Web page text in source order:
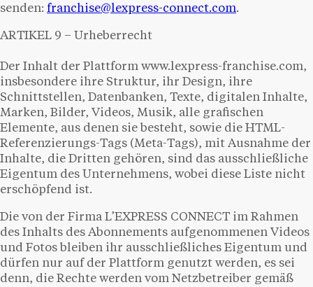
senden: franchise@lexpress-connect.com.
ARTIKEL 9 – Urheberrecht
Der Inhalt der Plattform www.lexpress-franchise.com,
insbesondere ihre Struktur, ihr Design, ihre
Schnittstellen, Datenbanken, Texte, digitalen Inhalte,
Marken, Bilder, Videos, Musik, alle grafischen
Elemente, aus denen sie besteht, sowie die HTML-
Referenzierungs-Tags (Meta-Tags), mit Ausnahme der
Inhalte, die Dritten gehören, sind das ausschließliche
Eigentum des Unternehmens, wobei diese Liste nicht
erschöpfend ist.
Die von der Firma L’EXPRESS CONNECT im Rahmen
des Inhalts des Abonnements aufgenommenen Videos
und Fotos bleiben ihr ausschließliches Eigentum und
dürfen nur auf der Plattform genutzt werden, es sei
denn, die Rechte werden vom Netzbetreiber gemäß